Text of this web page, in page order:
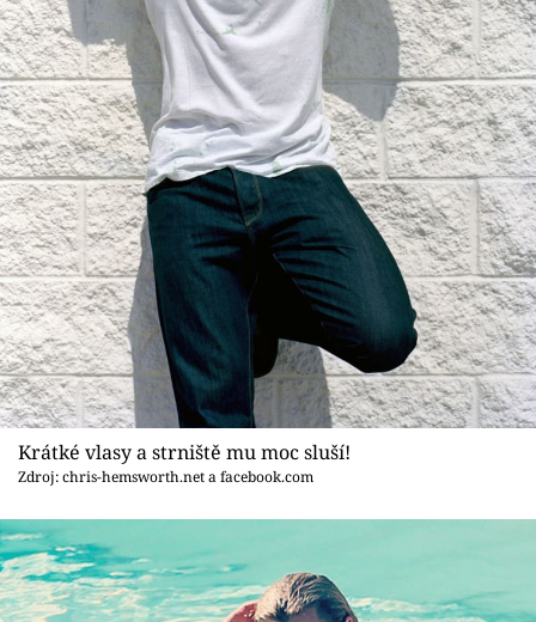
Krátké vlasy a strniště mu moc sluší!
Zdroj: chris-hemsworth.net a facebook.com